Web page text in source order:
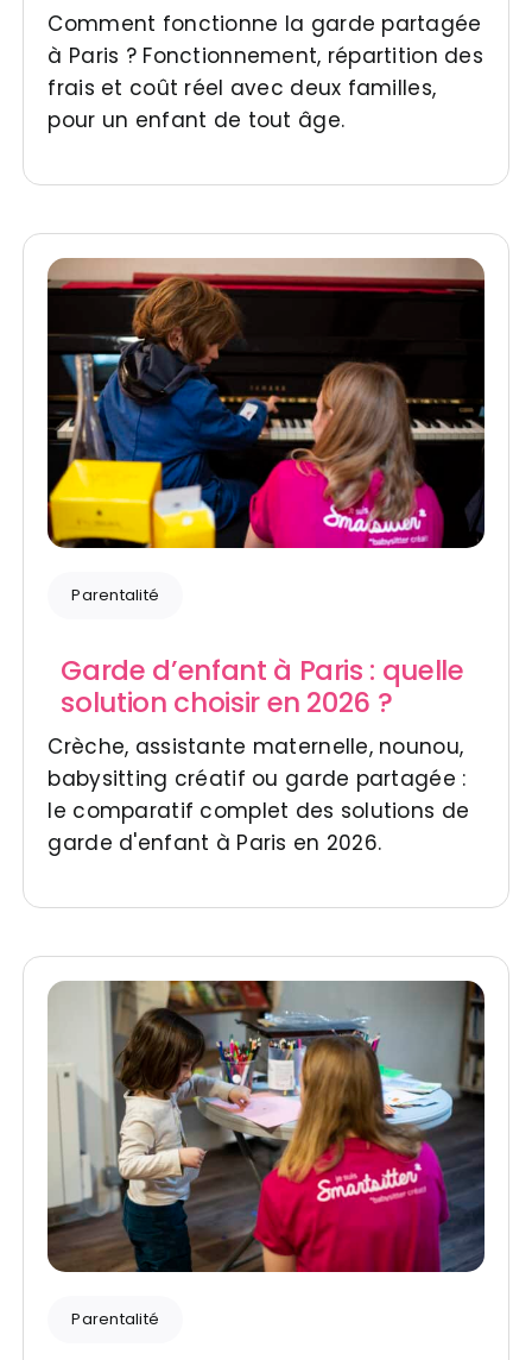
Comment fonctionne la garde partagée
à Paris ? Fonctionnement, répartition des
frais et coût réel avec deux familles,
pour un enfant de tout âge.
Parentalité
Garde d’enfant à Paris : quelle
solution choisir en 2026 ?
Crèche, assistante maternelle, nounou,
babysitting créatif ou garde partagée :
le comparatif complet des solutions de
garde d'enfant à Paris en 2026.
Parentalité